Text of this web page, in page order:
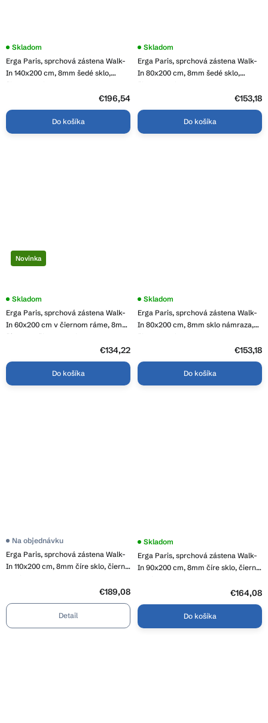
Erga Paris, sprchová zástena Walk-
In 140x200 cm, 8mm šedé sklo,
čierny profil, ERG-V02-PARIS-
Skladom
€196,54
Do košíka
Erga Paris, sprchová zástena Walk-
In 80x200 cm, 8mm šedé sklo,
čierny profil, ERG-V02-PARIS-
Skladom
€153,18
Do košíka
Novinka
Erga Paris, sprchová zástena Walk-
In 60x200 cm v čiernom ráme, 8mm
číre sklo, čierny profil, ERG-V02-
Skladom
€134,22
Do košíka
Erga Paris, sprchová zástena Walk-
In 80x200 cm, 8mm sklo námraza,
čierny profil, ERG-V02-PARIS-
Skladom
€153,18
Do košíka
Erga Paris, sprchová zástena Walk-
In 110x200 cm, 8mm číre sklo, čierny
Priemerné
produktu
je
Na objednávku
€189,08
Detail
Erga Paris, sprchová zástena Walk-
In 90x200 cm, 8mm číre sklo, čierny
Priemerné
produktu
je
Skladom
€164,08
Do košíka